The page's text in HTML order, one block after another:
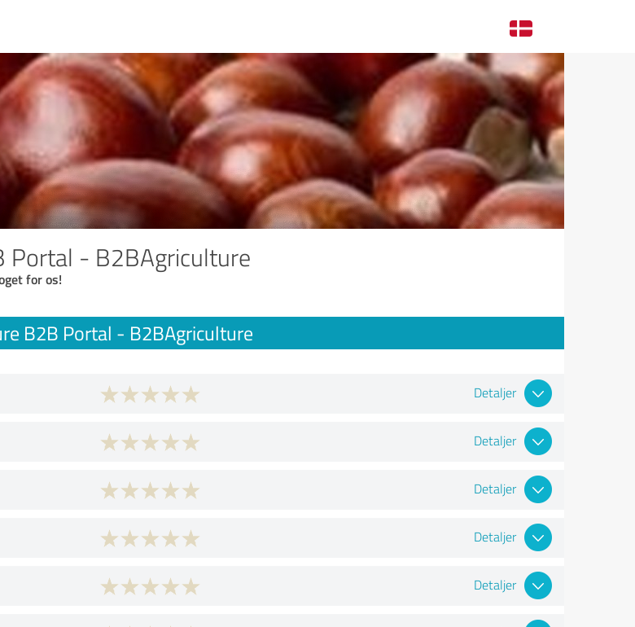
Portal - B2BAgriculture
for os!
B2B Portal - B2BAgriculture
Detaljer
Detaljer
Detaljer
Detaljer
Detaljer